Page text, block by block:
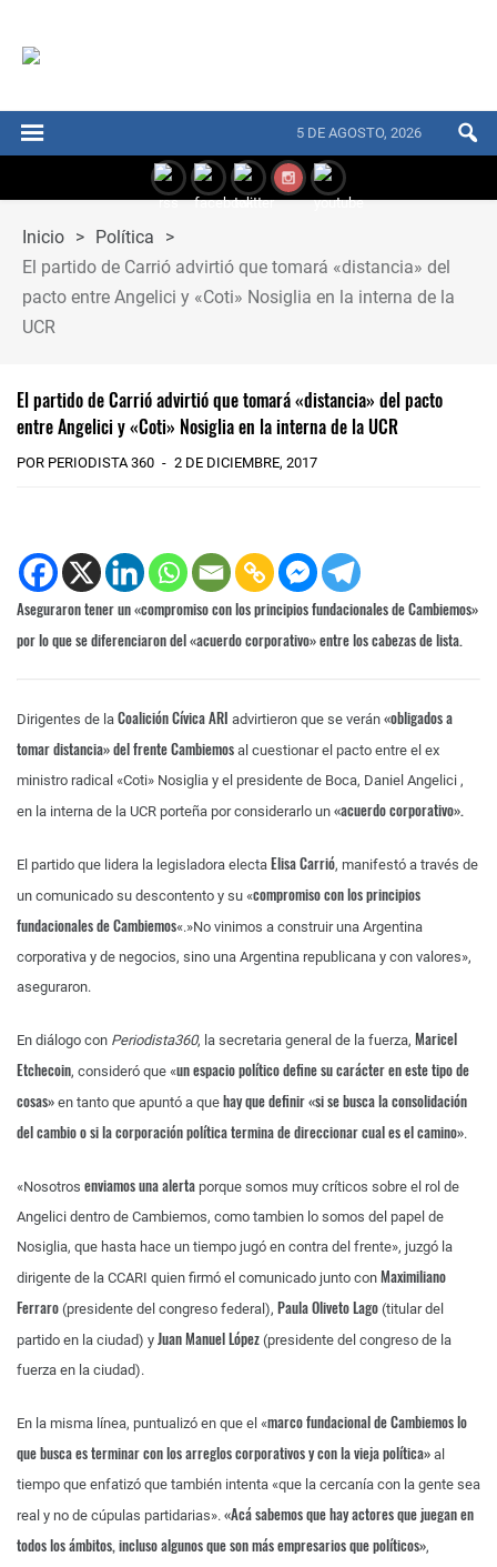
5 DE AGOSTO, 2026
Inicio > Política
>
El partido de Carrió advirtió que tomará «distancia» del
pacto entre Angelici y «Coti» Nosiglia en la interna de la
UCR
El partido de Carrió advirtió que tomará «distancia» del pacto
entre Angelici y «Coti» Nosiglia en la interna de la UCR
POR PERIODISTA 360 2 DE DICIEMBRE, 2017
Aseguraron tener un «compromiso con los principios fundacionales de Cambiemos»
por lo que se diferenciaron del «acuerdo corporativo» entre los cabezas de lista.
Dirigentes de la Coalición Cívica ARI advirtieron que se verán «obligados a
tomar distancia» del frente Cambiemos al cuestionar el pacto entre el ex
ministro radical «Coti» Nosiglia y el presidente de Boca, Daniel Angelici ,
en la interna de la UCR porteña por considerarlo un «acuerdo corporativo».
El partido que lidera la legisladora electa Elisa Carrió, manifestó a través de
un comunicado su descontento y su «compromiso con los principios
fundacionales de Cambiemos«.»No vinimos a construir una Argentina
corporativa y de negocios, sino una Argentina republicana y con valores»,
aseguraron.
En diálogo con Periodista360, la secretaria general de la fuerza, Maricel
Etchecoin, consideró que «un espacio político define su carácter en este tipo de
cosas» en tanto que apuntó a que hay que definir «si se busca la consolidación
del cambio o si la corporación política termina de direccionar cual es el camino».
«Nosotros enviamos una alerta porque somos muy críticos sobre el rol de
Angelici dentro de Cambiemos, como tambien lo somos del papel de
Nosiglia, que hasta hace un tiempo jugó en contra del frente», juzgó la
dirigente de la CCARI quien firmó el comunicado junto con Maximiliano
Ferraro (presidente del congreso federal), Paula Oliveto Lago (titular del
partido en la ciudad) y Juan Manuel López (presidente del congreso de la
fuerza en la ciudad).
En la misma línea, puntualizó en que el «marco fundacional de Cambiemos lo
que busca es terminar con los arreglos corporativos y con la vieja política» al
tiempo que enfatizó que también intenta «que la cercanía con la gente sea
real y no de cúpulas partidarias». «Acá sabemos que hay actores que juegan en
todos los ámbitos, incluso algunos que son más empresarios que políticos»,